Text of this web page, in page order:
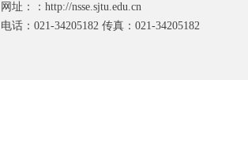
网址：：http://nsse.sjtu.edu.cn
电话：021-34205182 传真：021-34205182